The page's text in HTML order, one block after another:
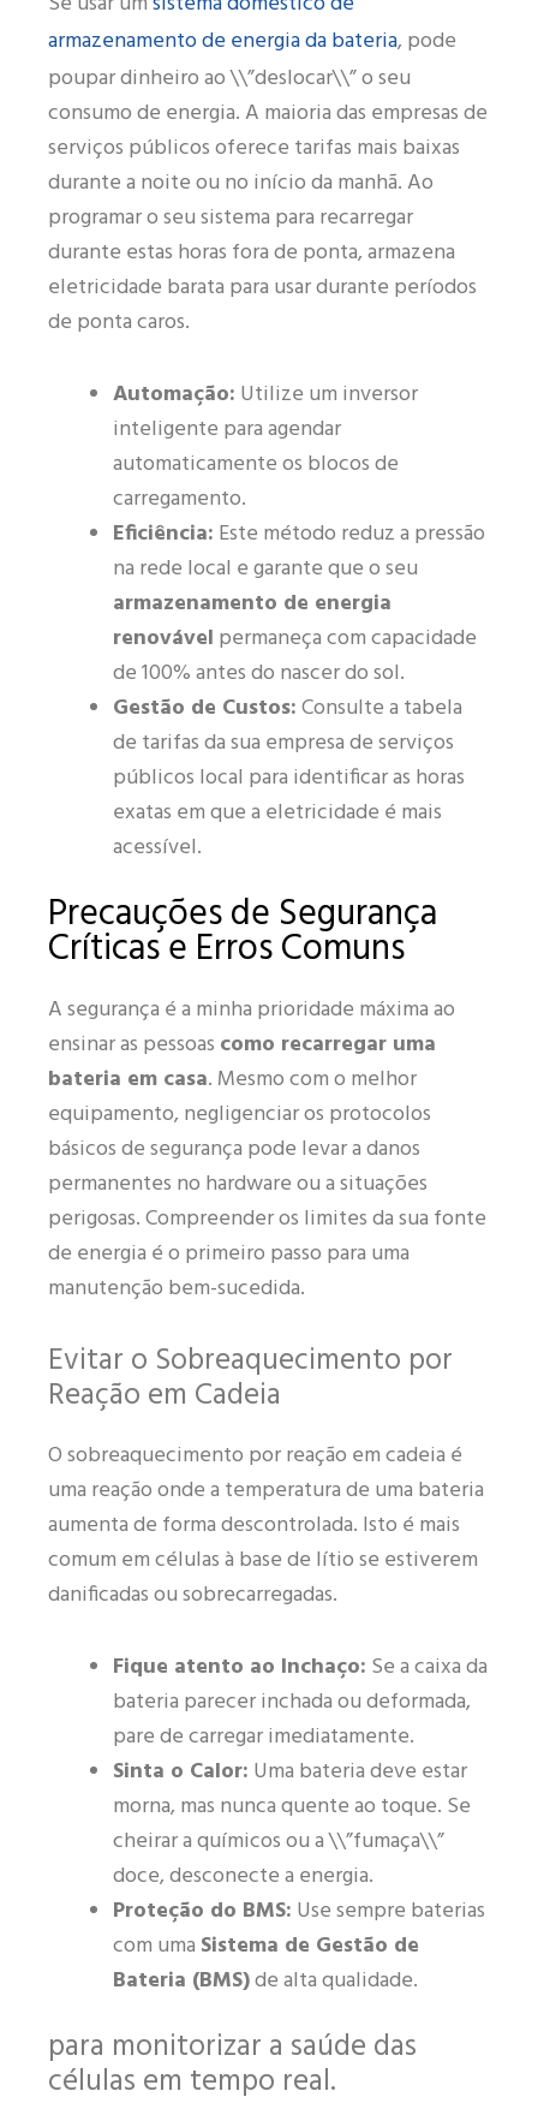
armazenamento de energia da bateria, pode
poupar dinheiro ao \\”deslocar\\” o seu
consumo de energia. A maioria das empresas de
serviços públicos oferece tarifas mais baixas
durante a noite ou no início da manhã. Ao
programar o seu sistema para recarregar
durante estas horas fora de ponta, armazena
eletricidade barata para usar durante períodos
de ponta caros.
Automação: Utilize um inversor
inteligente para agendar
automaticamente os blocos de
carregamento.
Eficiência: Este método reduz a pressão
na rede local e garante que o seu
armazenamento de energia
renovável permaneça com capacidade
de 100% antes do nascer do sol.
Gestão de Custos:Consulte a tabela
de tarifas da sua empresa de serviços
públicos local para identificar as horas
exatas em que a eletricidade é mais
acessível.
Precauções de Segurança
Críticas e Erros Comuns
A segurança é a minha prioridade máxima ao
ensinar as pessoas como recarregar uma
bateria em casa. Mesmo com o melhor
equipamento, negligenciar os protocolos
básicos de segurança pode levar a danos
permanentes no hardware ou a situações
perigosas. Compreender os limites da sua fonte
de energia é o primeiro passo para uma
manutenção bem-sucedida.
Evitar o Sobreaquecimento por
Reação em Cadeia
O sobreaquecimento por reação em cadeia é
uma reação onde a temperatura de uma bateria
aumenta de forma descontrolada. Isto é mais
comum em células à base de lítio se estiverem
danificadas ou sobrecarregadas.
Fique atento ao Inchaço: Se a caixa da
bateria parecer inchada ou deformada,
pare de carregar imediatamente.
Sinta o Calor: Uma bateria deve estar
morna, mas nunca quente ao toque. Se
cheirar a químicos ou a \\”fumaça\\”
doce, desconecte a energia.
Proteção do BMS: Use sempre baterias
com uma Sistema de Gestão de
Bateria (BMS)de alta qualidade.
para monitorizar a saúde das
células em tempo real.